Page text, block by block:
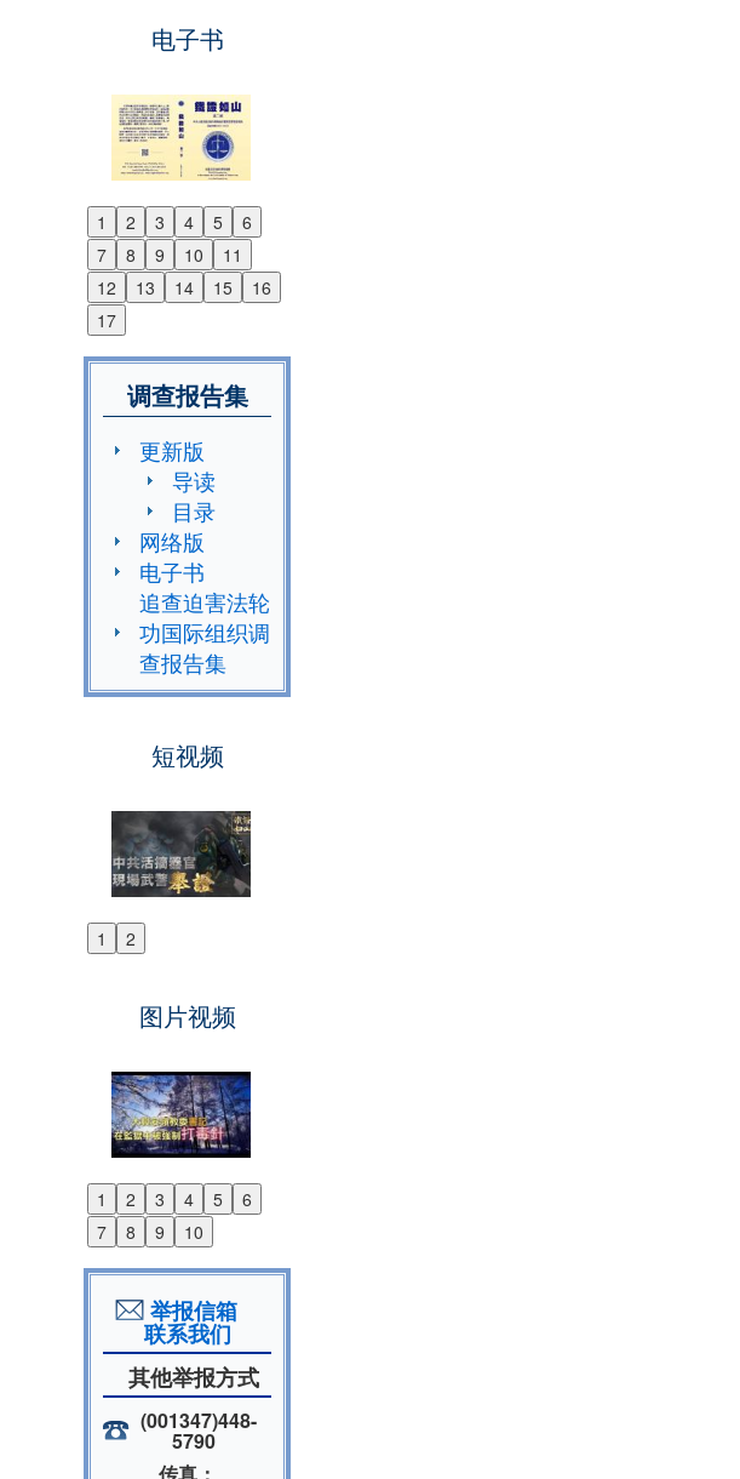
电子书
1 2 3 4 5
6
7
8 9 10
11
12
13 14 15
16
17
Previous
Next
调查报告集
更新版
导读
目录
网络版
电子书
追查迫害法轮
功国际组织调
查报告集
短视频
1 2
Previous
图片视频
1 2 3 4 5
6
7
8 9 10
Previous
Next
举报信箱
联系我们
其他举报方式
(001347)448-
5790